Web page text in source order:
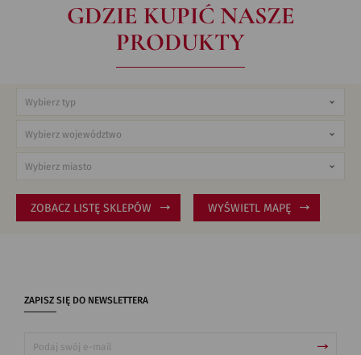
GDZIE KUPIĆ NASZE
PRODUKTY
ZOBACZ LISTĘ SKLEPÓW WYŚWIETL MAPĘ
ZAPISZ SIĘ DO NEWSLETTERA